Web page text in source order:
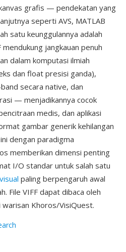
grafis — pendekatan yang
seperti AVS, MATLAB
satu keunggulannya adalah
jangkauan penuh
dalam komputasi ilmiah
dan float presisi ganda),
secara native, dan
— menjadikannya cocok
medis, dan aplikasi
gambar generik kehilangan
dengan paradigma
memberikan dimensi penting
I/O standar untuk salah satu
paling berpengaruh awal
File VIFF dapat dibaca oleh
Khoros/VisiQuest.